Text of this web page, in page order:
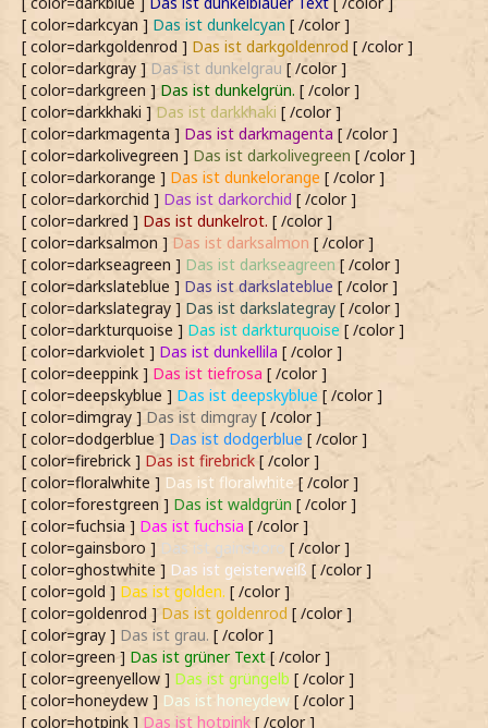
[ color=darkcyan ] Das ist dunkelcyan [ /color ]
[ color=darkgoldenrod ] Das ist darkgoldenrod [ /color ]
[ color=darkgray ] Das ist dunkelgrau [ /color ]
[ color=darkgreen ] Das ist dunkelgrün. [ /color ]
[ color=darkkhaki ] Das ist darkkhaki [ /color ]
[ color=darkmagenta ] Das ist darkmagenta [ /color ]
[ color=darkolivegreen ] Das ist darkolivegreen [ /color ]
[ color=darkorange ] Das ist dunkelorange [ /color ]
[ color=darkorchid ] Das ist darkorchid [ /color ]
[ color=darkred ] Das ist dunkelrot. [ /color ]
[ color=darksalmon ] Das ist darksalmon [ /color ]
[ color=darkseagreen ] Das ist darkseagreen [ /color ]
[ color=darkslateblue ] Das ist darkslateblue [ /color ]
[ color=darkslategray ] Das ist darkslategray [ /color ]
[ color=darkturquoise ] Das ist darkturquoise [ /color ]
[ color=darkviolet ] Das ist dunkellila [ /color ]
[ color=deeppink ] Das ist tiefrosa [ /color ]
[ color=deepskyblue ] Das ist deepskyblue [ /color ]
[ color=dimgray ]Das ist dimgray [ /color ]
[ color=dodgerblue ] Das ist dodgerblue [ /color ]
[ color=firebrick ] Das ist firebrick [ /color ]
[ color=floralwhite ] Das ist floralwhite [ /color ]
[ color=forestgreen ] Das ist waldgrün [ /color ]
[ color=fuchsia ] Das ist fuchsia [ /color ]
[ color=gainsboro ] Das ist gainsboro [ /color ]
[ color=ghostwhite ] Das ist geisterweiß [ /color ]
[ color=gold ] Das ist golden. [ /color ]
[ color=goldenrod ] Das ist goldenrod [ /color ]
[ color=gray ] Das ist grau. [ /color ]
[ color=green ] Das ist grüner Text [ /color ]
[ color=greenyellow ] Das ist grüngelb [ /color ]
[ color=honeydew ] Das ist honeydew [ /color ]
[ color=hotpink ] Das ist hotpink [ /color ]